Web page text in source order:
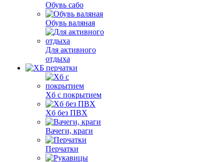
Обувь сабо
Обувь валяная
Для активного
отдыха
Хб с покрытием
Хб без ПВХ
Вачеги, краги
Перчатки